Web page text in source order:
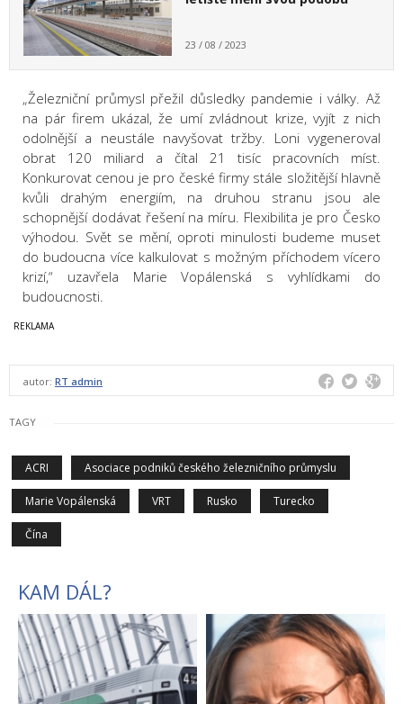
23 / 08 / 2023
„Železniční průmysl přežil důsledky pandemie i války. Až
na pár firem ukázal, že umí zvládnout krize, vyjít z nich
odolnější a neustále navyšovat tržby. Loni vygeneroval
obrat 120 miliard a čítal 21 tisíc pracovních míst.
Konkurovat cenou je pro české firmy stále složitější hlavně
kvůli drahým energiím, na druhou stranu jsou ale
schopnější dodávat řešení na míru. Flexibilita je pro Česko
výhodou. Svět se mění, oproti minulosti budeme muset
do budoucna více kalkulovat s možným příchodem vícero
krizí,“ uzavřela Marie Vopálenská s vyhlídkami do
budoucnosti.
autor: RT admin
TAGY
ACRI Asociace podniků českého železničního průmyslu
Marie Vopálenská VRT Rusko Turecko
Čína
KAM DÁL?